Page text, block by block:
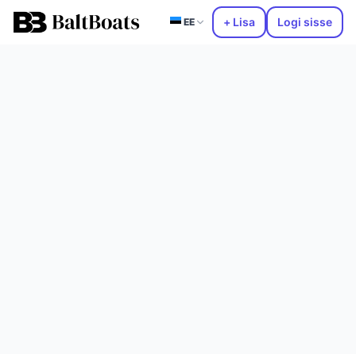
EE + Lisa Logi sisse